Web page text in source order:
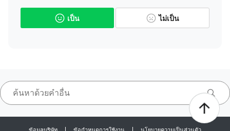
เป็น ไม่เป็น